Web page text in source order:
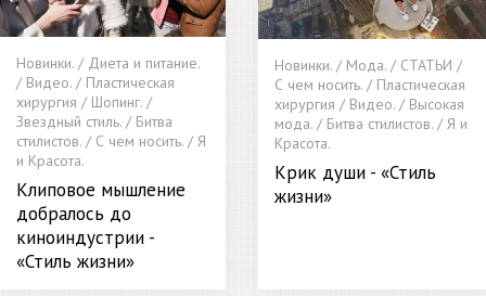
Новинки. / Диета и питание.
/ Видео. / Пластическая
хирургия / Шопинг. /
Звездный стиль. / Битва
стилистов. / С чем носить. / Я
и Красота.
Клиповое мышление
добралось до
киноиндустрии -
«Стиль жизни»
Новинки. / Мода. / СТАТЬИ /
С чем носить. / Пластическая
хирургия / Видео. / Высокая
мода. / Битва стилистов. / Я и
Красота.
Крик души - «Стиль
жизни»